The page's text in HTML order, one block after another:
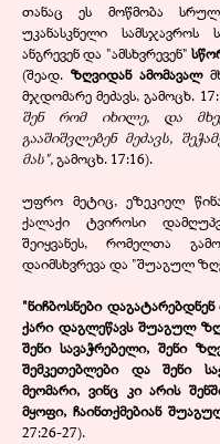
თანაც ეს მოწმობა
უკანასკნელი სამსჯავროს
ანგრევენ და "ამსხვრევენ"
(შეად. ზღვიდან ამომავალ
მჯდომარე მეძავს, გამოცხ.
შენ რომ იხილე, და
გააშიშვლებენ მეძავს,
მას",გამოცხ. 17:16).
უფრო მეტიც, ეზეკიელ
ქალაქი ტვიროსი
შეიყვანეს, რომელთა
დაიმსხვრევა და "შუაგულ
"ნიჩბოსნები
ქარი დაგლეწავს შუაგულ
შენი სავაჭრებელი, შენი
შემკეთებლები და შენი
მეომარი, ვინც კი არის
მყოფი, ჩაინთქმებიან
27:26-27).